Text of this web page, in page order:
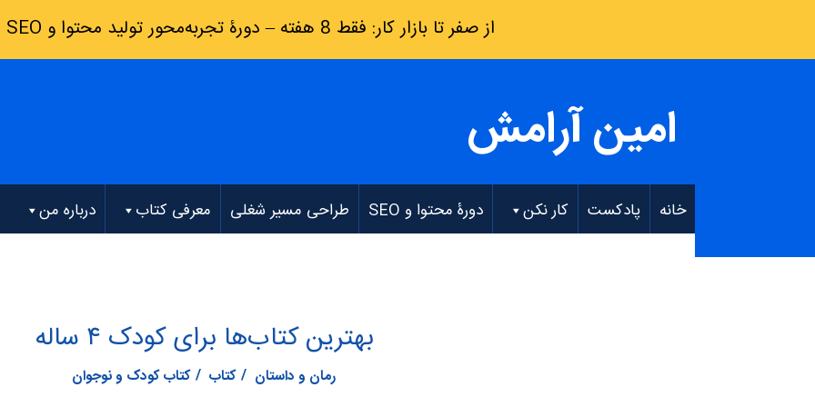
از صفر تا بازار کار: فقط 8 هفته – دورۀ تجربه‌محور تولید محتوا و SEO
امین آرامش
خانه پادکست کار نکن دورۀ محتوا و SEO طراحی مسیر شغلی معرفی کتاب درباره من
بهترین کتاب‌ها برای کودک ۴ ساله
رمان و داستان کتاب کتاب کودک و نوجوان